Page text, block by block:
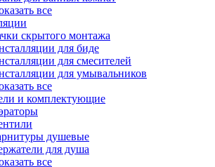
все
скрытого монтажа
для биде
для смесителей
для умывальников
все
и комплектующие
душевые
для душа
все